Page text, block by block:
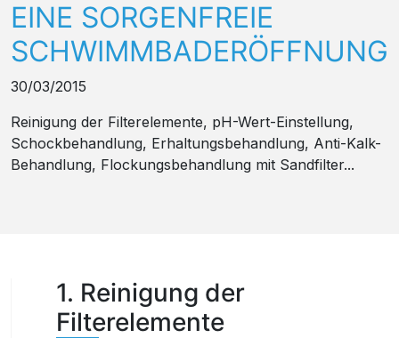
EINE SORGENFREIE
SCHWIMMBADERÖFFNUNG
30/03/2015
Reinigung der Filterelemente, pH-Wert-Einstellung,
Schockbehandlung, Erhaltungsbehandlung, Anti-Kalk-
Behandlung, Flockungsbehandlung mit Sandfilter...
1. Reinigung der
Filterelemente